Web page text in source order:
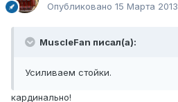
Опубликовано 15 Марта 2013
MuscleFan писал(а):
Усиливаем стойки.
кардинально!